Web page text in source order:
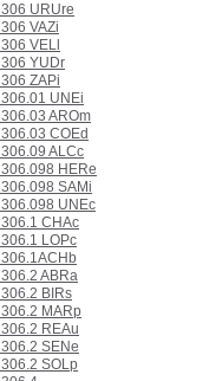
306 URUre
306 VAZi
306 VELl
306 YUDr
306 ZAPi
306.01 UNEi
306.03 AROm
306.03 COEd
306.09 ALCc
306.098 HERe
306.098 SAMi
306.098 UNEc
306.1 CHAc
306.1 LOPc
306.1ACHb
306.2 ABRa
306.2 BIRs
306.2 MARp
306.2 REAu
306.2 SENe
306.2 SOLp